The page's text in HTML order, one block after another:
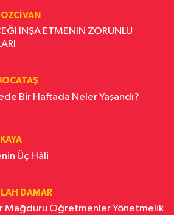
İNŞA ETMENİN ZORUNLU
Bir Haftada Neler Yaşandı?
Üç Hâli
DAMAR
Mağduru Öğretmenler Yönetmelik